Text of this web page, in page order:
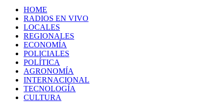
HOME
RADIOS EN VIVO
LOCALES
REGIONALES
ECONOMÍA
POLICIALES
POLÍTICA
AGRONOMÍA
INTERNACIONAL
TECNOLOGÍA
CULTURA